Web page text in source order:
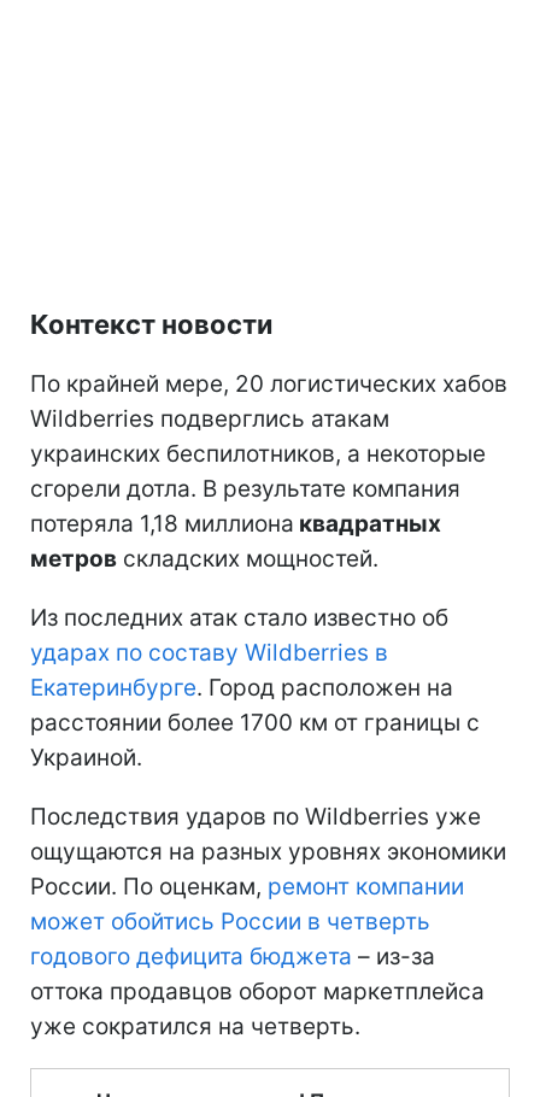
Контекст новости
По крайней мере, 20 логистических хабов
Wildberries подверглись атакам
украинских беспилотников, а некоторые
сгорели дотла. В результате компания
потеряла 1,18 миллиона квадратных
метров складских мощностей.
Из последних атак стало известно об
ударах по составу Wildberries в
Екатеринбурге. Город расположен на
расстоянии более 1700 км от границы с
Украиной.
Последствия ударов по Wildberries уже
ощущаются на разных уровнях экономики
России. По оценкам, ремонт компании
может обойтись России в четверть
годового дефицита бюджета – из-за
оттока продавцов оборот маркетплейса
уже сократился на четверть.